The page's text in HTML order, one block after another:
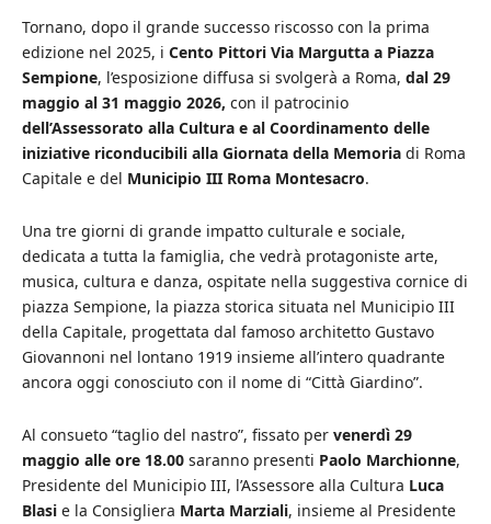
Tornano, dopo il grande successo riscosso con la prima
edizione nel 2025, i Cento Pittori Via Margutta a Piazza
Sempione, l’esposizione diffusa si svolgerà a Roma, dal 29
maggio al 31 maggio 2026, con il patrocinio
dell’Assessorato alla Cultura e al Coordinamento delle
iniziative riconducibili alla Giornata della Memoria di Roma
Capitale e del Municipio III Roma Montesacro.
Una tre giorni di grande impatto culturale e sociale,
dedicata a tutta la famiglia, che vedrà protagoniste arte,
musica, cultura e danza, ospitate nella suggestiva cornice di
piazza Sempione, la piazza storica situata nel Municipio III
della Capitale, progettata dal famoso architetto Gustavo
Giovannoni nel lontano 1919 insieme all’intero quadrante
ancora oggi conosciuto con il nome di “Città Giardino”.
Al consueto “taglio del nastro”, fissato per venerdì 29
maggio alle ore 18.00 saranno presenti Paolo Marchionne,
Presidente del Municipio III, l’Assessore alla Cultura Luca
Blasi e la Consigliera Marta Marziali, insieme al Presidente